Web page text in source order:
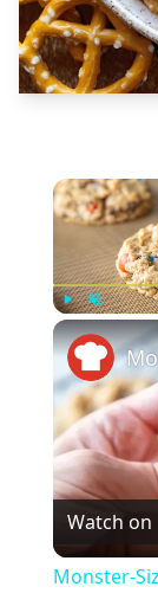
Watch on
Monster-